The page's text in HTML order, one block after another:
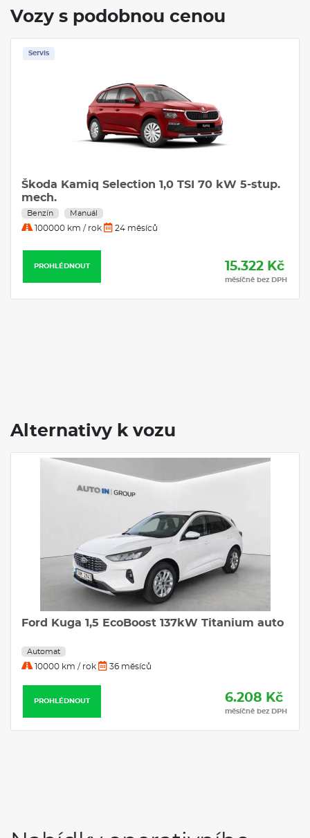
Vozy s podobnou cenou
Servis
Škoda Kamiq Selection 1,0 TSI 70 kW 5-stup.
mech.
Benzín Manuál
100000 km / rok 24 měsíců
PROHLÉDNOUT 15.322 Kč
měsíčně bez DPH
Alternativy k vozu
Ford Kuga 1,5 EcoBoost 137kW Titanium auto
Automat
10000 km / rok 36 měsíců
PROHLÉDNOUT 6.208 Kč
měsíčně bez DPH